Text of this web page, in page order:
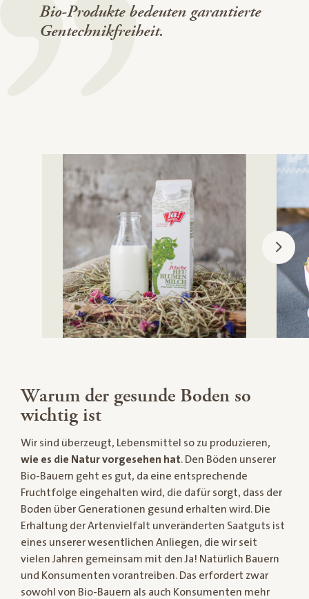
Bio-Produkte bedeuten garantierte
Gentechnikfreiheit.
Warum der gesunde Boden so
wichtig ist
Wir sind überzeugt, Lebensmittel so zu produzieren,
wie es die Natur vorgesehen hat. Den Böden unserer
Bio-Bauern geht es gut, da eine entsprechende
Fruchtfolge eingehalten wird, die dafür sorgt, dass der
Boden über Generationen gesund erhalten wird. Die
Erhaltung der Artenvielfalt unveränderten Saatguts ist
eines unserer wesentlichen Anliegen, die wir seit
vielen Jahren gemeinsam mit den Ja! Natürlich Bauern
und Konsumenten vorantreiben. Das erfordert zwar
sowohl von Bio-Bauern als auch Konsumenten mehr